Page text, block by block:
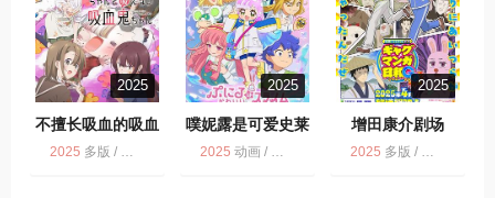
2025
不擅长吸血的吸血
鬼
2025 多版 / 不擅长吸血的吸血鬼 / 动画
2025
噗妮露是可爱史莱
姆
2025 动画 / 多版
2025
增田康介剧场
2025 多版 / 动画